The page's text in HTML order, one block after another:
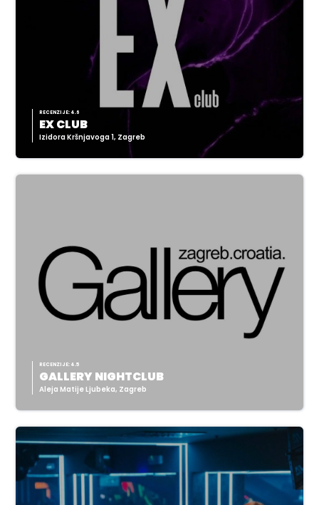
RECENZIJE: 4.6
EX CLUB
Izidora Kršnjavoga 1, Zagreb
RECENZIJE: 4.5
GALLERY NIGHTCLUB
Aleja Matije Ljubeka, Zagreb